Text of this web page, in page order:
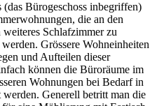
Bürogeschoss inbegriffen)
die an den
Schlafzimmer zu
Grössere Wohneinheiten
und Aufteilen dieser
können die Büroräume im
Wohnungen bei Bedarf in
Generell betritt man die